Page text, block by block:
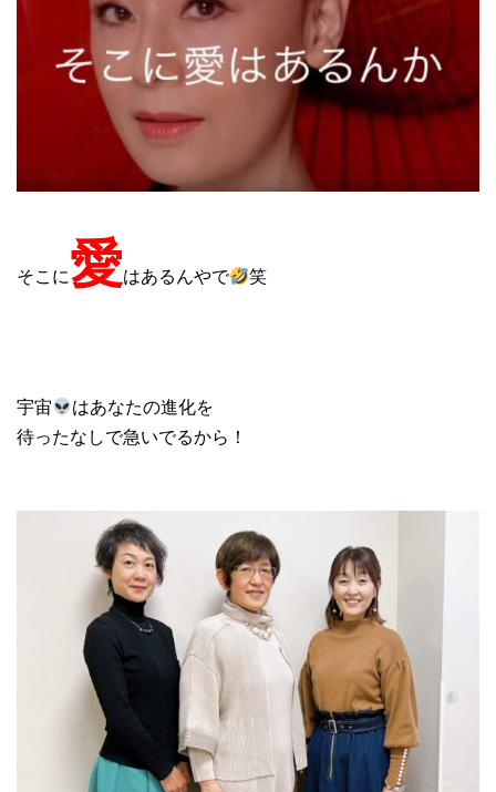
そこに愛はあるんやで 笑
宇宙
はあなたの進化を
待ったなしで急いでるから！